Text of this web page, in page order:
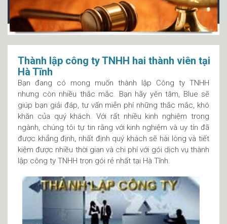
Thành lập công ty TNHH hai thành viên tại
Hà Tĩnh
Bạn đang có mong muốn thành lập Công ty TNHH
nhưng còn nhiều thắc mắc. Bạn hãy yên tâm, Blue sẽ
giúp bạn giải đáp, tư vấn miễn phí những thắc mắc, khó
khăn của quý khách. Với rất nhiều kinh nghiệm trong
ngành, chúng tôi tự tin rằng với kinh nghiệm và uy tín đã
được khẳng định, nhất định quý khách sẽ hài lòng và tiết
kiệm được nhiều thời gian và chi phí với gói dịch vụ thành
lập công ty TNHH trọn gói rẻ nhất tại Hà Tĩnh.